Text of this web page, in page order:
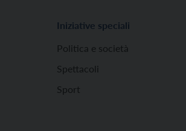
Iniziative speciali
Politica e società
Spettacoli
Sport